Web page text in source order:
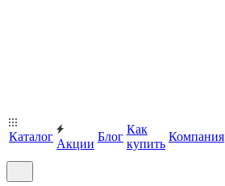
Каталог
Акции
Блог
Как
купить
Компания